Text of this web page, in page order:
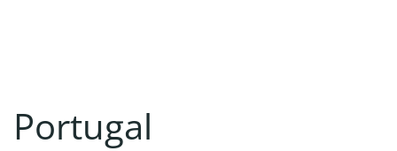
Portugal